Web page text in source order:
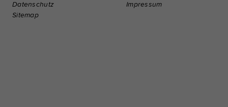
Datenschutz
Impressum
Sitemap